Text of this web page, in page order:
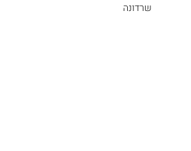
שרדונה